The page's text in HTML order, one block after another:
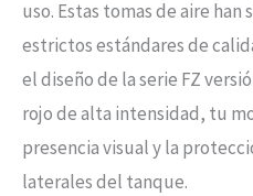
uso. Estas tomas de aire han
estrictos estándares de
el diseño de la serie FZ
rojo de alta intensidad, tu
presencia visual y la
laterales del tanque.